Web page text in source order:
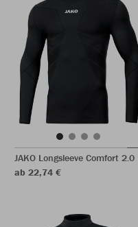
JAKO Longsleeve Comfort 2.0
ab 22,74 €